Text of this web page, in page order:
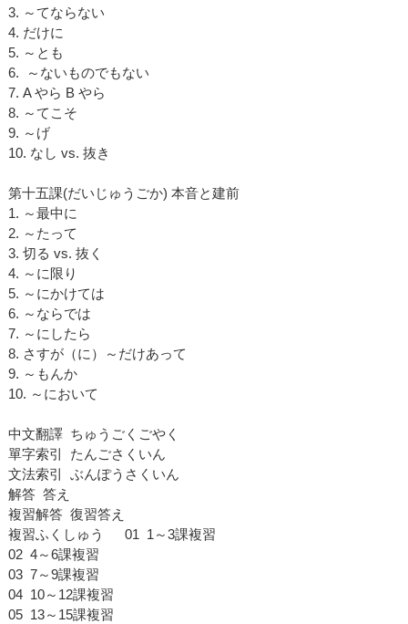
3. ～てならない
4. だけに
5. ～とも
6. ～ないものでもない
7. A やら B やら
8. ～てこそ
9. ～げ
10. なし vs. 抜き
第十五課(だいじゅうごか) 本音と建前
1. ～最中に
2. ～たって
3. 切る vs. 抜く
4. ～に限り
5. ～にかけては
6. ～ならでは
7. ～にしたら
8. さすが（に）～だけあって
9. ～もんか
10. ～において
中文翻譯 ちゅうごくごやく
單字索引 たんごさくいん
文法索引 ぶんぽうさくいん
解答 答え
複習解答 復習答え
複習ふくしゅう 01 1～3課複習
02 4～6課複習
03 7～9課複習
04 10～12課複習
05 13～15課複習